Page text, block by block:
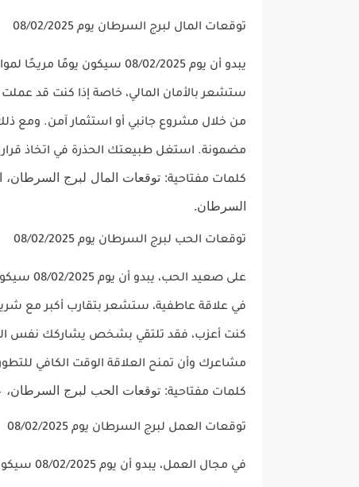
توقعات المال لبرج السرطان يوم 08/02/2025
يبدو أن يوم 08/02/2025 سيكون يومًا مريحًا لمواليد
ستشعر بالأمان المالي، خاصة إذا كنت قد
من خلال مشروع جانبي أو استثمار آمن. ومع
مضمونة. استغل طبيعتك الحذرة في اتخاذ
كلمات مفتاحية: توقعات المال لبرج السرطان،
السرطان.
توقعات الحب لبرج السرطان يوم 08/02/2025
على صعيد الحب، يبدو أن يوم 08/02/2025 سيكون يومًا مليئًا بالمشاعر الدافئة لمواليد
في علاقة عاطفية، ستشعر بتقارب أكبر مع
كنت أعزب، فقد تلتقي بشخص يشاركك نفس
مشاعرك وأن تمنح العلاقة الوقت الكافي
كلمات مفتاحية: توقعات الحب لبرج السرطان،
توقعات العمل لبرج السرطان يوم 08/02/2025
في مجال العمل، يبدو أن يوم 08/02/2025 سيكون يومًا مثمرًا لمواليد